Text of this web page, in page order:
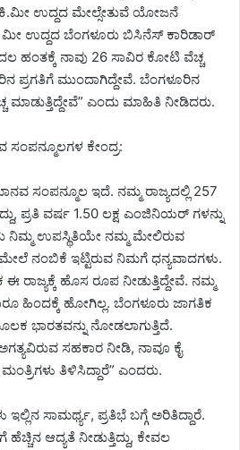
ಉದ್ದದ ಮೇಲ್ಸೇತುವೆ ಯೋಜನೆ
ಮೀ ಉದ್ದದ ಬೆಂಗಳೂರು ಬಿಸಿನೆಸ್ ಕಾರಿಡಾರ್
ಹಂತಕ್ಕೆ ನಾವು 26 ಸಾವಿರ ಕೋಟಿ ವೆಚ್ಚ
ಪ್ರಗತಿಗೆ ಮುಂದಾಗಿದ್ದೇವೆ. ಬೆಂಗಳೂರಿನ
ಮಾಡುತ್ತಿದ್ದೇವೆ” ಎಂದು ಮಾಹಿತಿ ನೀಡಿದರು.
ಕೇಂದ್ರ:
ಸಂಪನ್ಮೂಲ ಇದೆ. ನಮ್ಮ ರಾಜ್ಯದಲ್ಲಿ 257
ಪ್ರತಿ ವರ್ಷ 1.50 ಲಕ್ಷ ಎಂಜಿನಿಯರ್ ಗಳನ್ನು
ನಿಮ್ಮ ಉಪಸ್ಥಿತಿಯೇ ನಮ್ಮ ಮೇಲಿರುವ
ನಂಬಿಕೆ ಇಟ್ಟಿರುವ ನಿಮಗೆ ಧನ್ಯವಾದಗಳು.
ಹೊಸ ರೂಪ ನೀಡುತ್ತಿದ್ದೇವೆ. ನಮ್ಮ
ಹಿಂದಕ್ಕೆ ಹೋಗಿಲ್ಲ. ಬೆಂಗಳೂರು ಜಾಗತಿಕ
ಭಾರತವನ್ನು ನೋಡಲಾಗುತ್ತಿದೆ.
ಸಹಕಾರ ನೀಡಿ, ನಾವೂ ಕೈ
ತಿಳಿಸಿದ್ದಾರೆ” ಎಂದರು.
ಸಾಮರ್ಥ್ಯ, ಪ್ರತಿಭೆ ಬಗ್ಗೆ ಅರಿತಿದ್ದಾರೆ.
ಆದ್ಯತೆ ನೀಡುತ್ತಿದ್ದು, ಕೇವಲ